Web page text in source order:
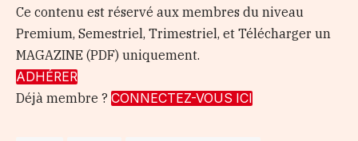
Ce contenu est réservé aux membres du niveau
Premium, Semestriel, Trimestriel, et Télécharger un
MAGAZINE (PDF) uniquement.
ADHÉRER
Déjà membre ? CONNECTEZ-VOUS ICI